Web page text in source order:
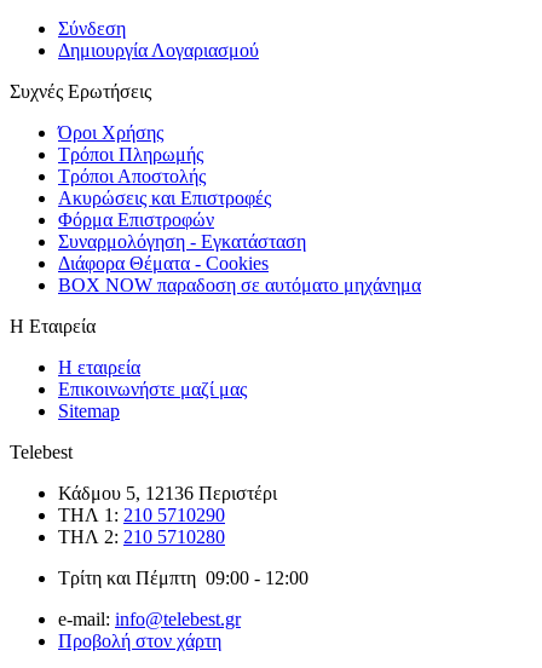
Σύνδεση
Δημιουργία Λογαριασμού
Συχνές Ερωτήσεις
Όροι Χρήσης
Τρόποι Πληρωμής
Τρόποι Αποστολής
Ακυρώσεις και Επιστροφές
Φόρμα Επιστρoφών
Συναρμολόγηση - Εγκατάσταση
Διάφορα Θέματα - Cookies
BOX NOW παραδοση σε αυτόματο μηχάνημα
Η Εταιρεία
Η εταιρεία
Επικοινωνήστε μαζί μας
Sitemap
Telebest
Κάδμου 5, 12136 Περιστέρι
ΤΗΛ 1: 210 5710290
ΤΗΛ 2: 210 5710280
Τρίτη και Πέμπτη 09:00 - 12:00
e-mail: info@telebest.gr
Προβολή στον χάρτη